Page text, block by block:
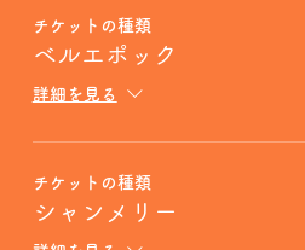
チケットの種類
ベルエポック
詳細を見る
チケットの種類
シャンメリー